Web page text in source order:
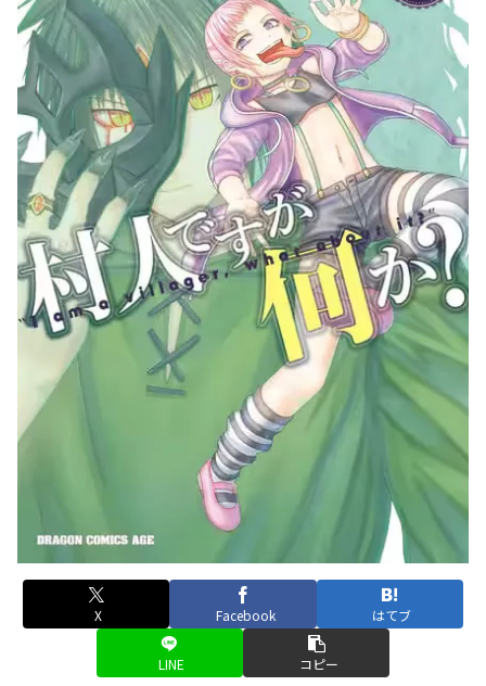
X Facebook はてブ
LINE コピー